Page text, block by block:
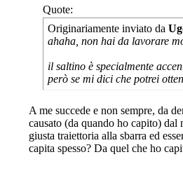
Quote:
Originariamente inviato da
ahaha, non hai da lavorare
il saltino è specialmente
però se mi dici che potrei
A me succede e non sempre, da
causato (da quando ho capito)
giusta traiettoria alla sbarra ed
capita spesso? Da quel che ho